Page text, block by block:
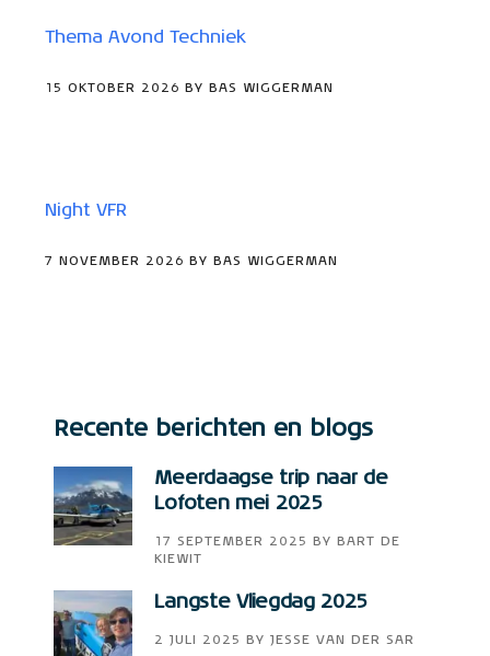
Thema Avond Techniek
15 OKTOBER 2026 BY BAS WIGGERMAN
Night VFR
7 NOVEMBER 2026 BY BAS WIGGERMAN
Recente berichten en blogs
Meerdaagse trip naar de
Lofoten mei 2025
17 SEPTEMBER 2025 BY
BART DE
KIEWIT
Langste Vliegdag 2025
2 JULI 2025 BY JESSE VAN DER SAR